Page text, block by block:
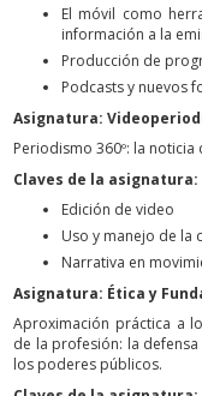
El móvil como
información a la
Producción de
Podcasts y nuevos
Asignatura:
Periodismo 360º: la
Claves de la asignatura:
Edición de video
Uso y manejo de la
Narrativa en
Asignatura: Ética y
Aproximación práctica a
de la profesión: la
los poderes públicos.